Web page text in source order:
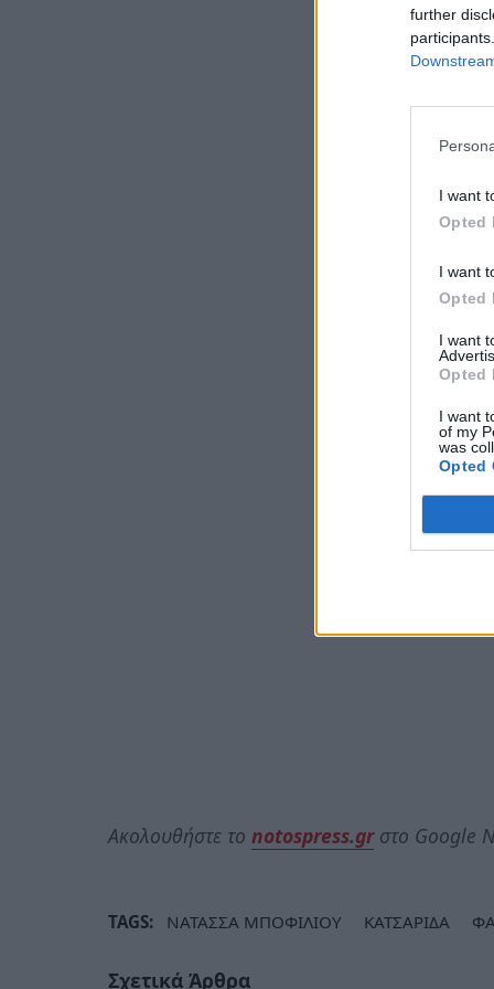
further
I want
Opted
I want
Opted
I want
Opted
I want
of my
was
Opted
Ακολουθήστε το notospress.grστο Google
TAGS: ΝΑΤΑΣΣΑ ΜΠΟΦΙΛΙΟΥ ΚΑΤΣΑΡΙΔΑ
Σχετικά Άρθρα